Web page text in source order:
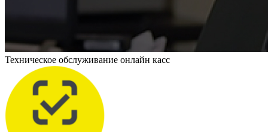
Техническое обслуживание онлайн касс